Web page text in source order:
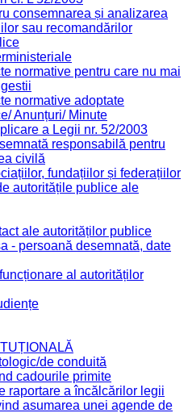
consemnarea și analizarea
sau recomandărilor
normative pentru care nu mai
normative adoptate
Anunțuri/ Minute
a Legii nr. 52/2003
responsabilă pentru
civilă
fundațiilor și federațiilor
autoritățile publice ale
ale autorităților publice
- persoană desemnată, date
al autorităților
de conduită
cadourile primite
raportare a încălcărilor legii
asumarea unei agende de